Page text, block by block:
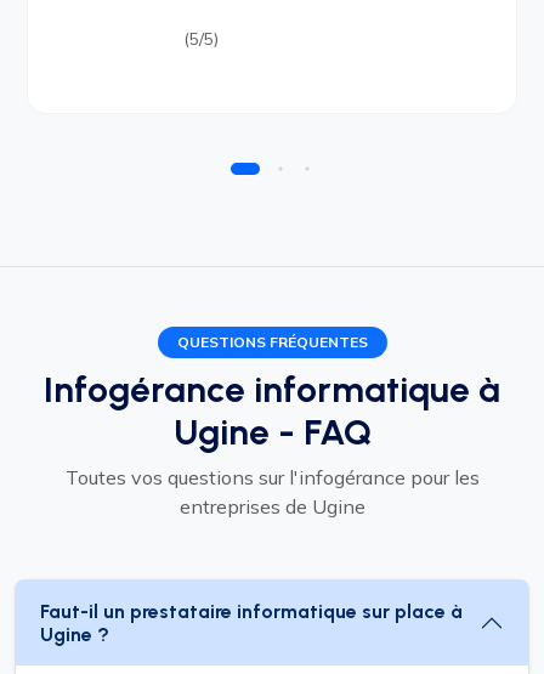
(5/5)
QUESTIONS FRÉQUENTES
Infogérance informatique à
Ugine - FAQ
Toutes vos questions sur l'infogérance pour les
entreprises de Ugine
Faut-il un prestataire informatique sur place à
Ugine ?